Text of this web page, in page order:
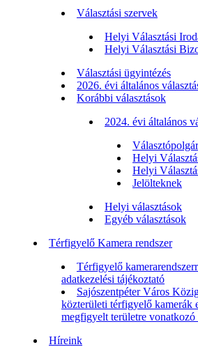
Választási szervek
Helyi Választási
Helyi Választási
Választási ügyintézés
2026. évi általános
Korábbi választások
2024. évi általános
Helyi
Helyi
Jelölteknek
Helyi választások
Egyéb választások
Térfigyelő Kamera rendszer
Térfigyelő
adatkezelési tájékoztató
Sajószentpéter Város
közterületi térfigyelő kamerák
megfigyelt területre vonatkozó
Híreink